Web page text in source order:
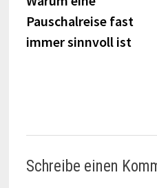
Pauschalreise fast
immer sinnvoll ist
Schreibe einen